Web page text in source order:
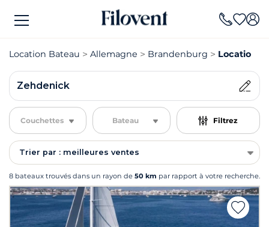
Location Bateau Allemagne Brandenburg Location
Zehdenick
Couchettes Bateau Filtrez
Trier par : meilleures ventes
8 bateaux trouvés dans un rayon de 50 km par rapport à votre recherche.